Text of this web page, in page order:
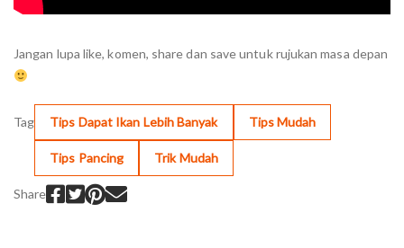
Jangan lupa like, komen, share dan save untuk rujukan masa depan
Tag Tips Dapat Ikan Lebih Banyak Tips Mudah
Tips Pancing Trik Mudah
Share